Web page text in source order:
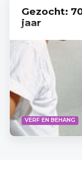
Gezocht:
jaar
VERF EN BEHANG